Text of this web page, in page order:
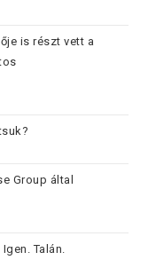
is részt vett a
Group által
Talán.